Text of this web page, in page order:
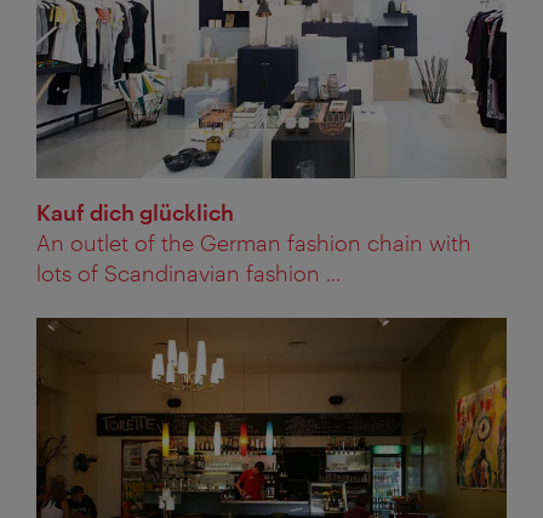
Kauf dich glücklich
An outlet of the German fashion chain with
lots of Scandinavian fashion ...